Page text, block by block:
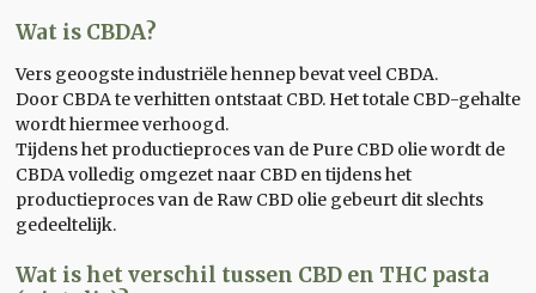
Wat is CBDA?
Vers geoogste industriële hennep bevat veel CBDA.
Door CBDA te verhitten ontstaat CBD. Het totale CBD-gehalte
wordt hiermee verhoogd.
Tijdens het productieproces van de Pure CBD olie wordt de
CBDA volledig omgezet naar CBD en tijdens het
productieproces van de Raw CBD olie gebeurt dit slechts
gedeeltelijk.
Wat is het verschil tussen CBD en THC pasta